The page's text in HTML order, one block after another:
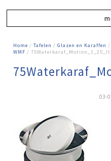
Home /Tafelen /Glazen en Karaffen
WMF /
03-